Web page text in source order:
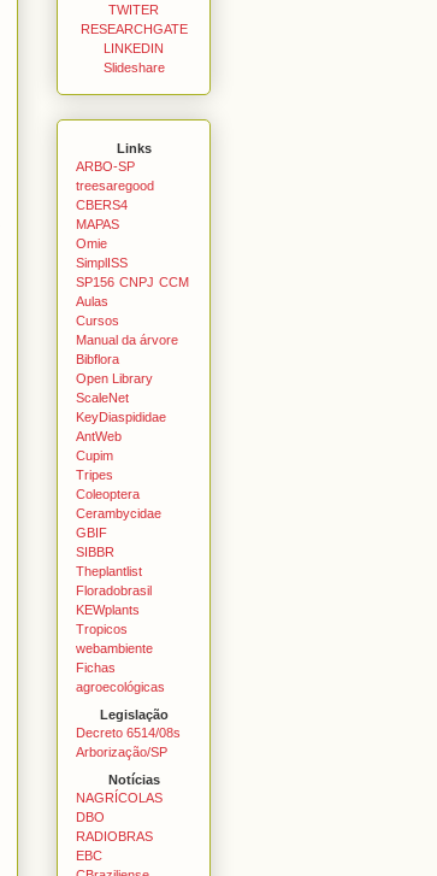
TWITER
RESEARCHGATE
LINKEDIN
Slideshare
Links
ARBO-SP
treesaregood
CBERS4
MAPAS
Omie
SimplISS
SP156 CNPJ CCM
Aulas
Cursos
Manual da árvore
Bibflora
Open Library
ScaleNet
KeyDiaspididae
AntWeb
Cupim
Tripes
Coleoptera
Cerambycidae
GBIF
SIBBR
Theplantlist
Floradobrasil
KEWplants
Tropicos
webambiente
Fichas
agroecológicas
Legislação
Decreto 6514/08s
Arborização/SP
Notícias
NAGRÍCOLAS
DBO
RADIOBRAS
EBC